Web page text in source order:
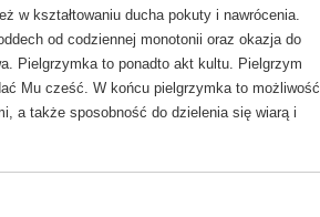
w kształtowaniu ducha pokuty i nawrócenia.
od codziennej monotonii oraz okazja do
Pielgrzymka to ponadto akt kultu. Pielgrzym
Mu cześć. W końcu pielgrzymka to możliwość
a także sposobność do dzielenia się wiarą i